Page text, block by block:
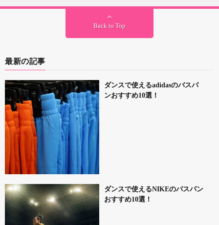
Back to Top
最新の記事
ダンスで使えるadidasのバスパ
ンおすすめ10選！
ダンスで使えるNIKEのバスパン
おすすめ10選！